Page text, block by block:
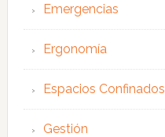
Emergencias
Ergonomía
Espacios Confinados
Gestión